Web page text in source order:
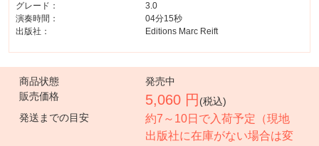
グレード：
3.0
演奏時間：
04分15秒
出版社：
Editions Marc Reift
商品状態
発売中
販売価格
5,060 円 (税込)
発送までの目安
約7～10日で入荷予定（現地
出版社に在庫がない場合は変